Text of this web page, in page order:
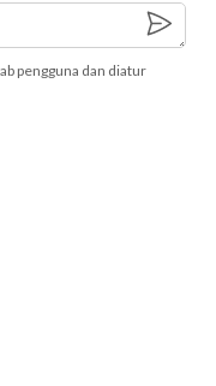
pengguna dan diatur